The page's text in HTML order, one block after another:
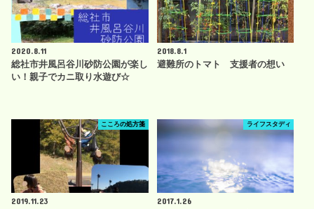
2020.8.11
総社市井風呂谷川砂防公園が楽し
い！親子でカニ取り水遊び☆
2018.8.1
避難所のトマト 支援者の想い
こころの処方箋
2019.11.23
ライフスタディ
2017.1.26